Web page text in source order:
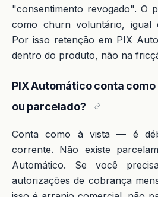
"consentimento revogado". O
como churn voluntário, igual
Por isso retenção em PIX
dentro do produto, não na
PIX Automático conta
ou parcelado?
Conta como à vista — é
corrente. Não existe
Automático. Se você
autorizações de cobrança